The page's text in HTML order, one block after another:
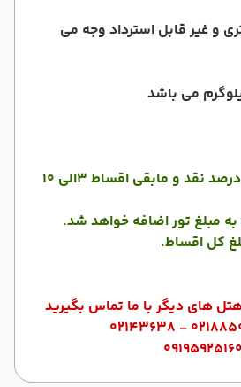
و غیر قابل استرداد وجه می
**تورها بصورت 50 درصد نقد و مابقی اقساط 3الی 10
کل اقساط.
های دیگر با ما تماس بگیرید
02188507190
09195925160